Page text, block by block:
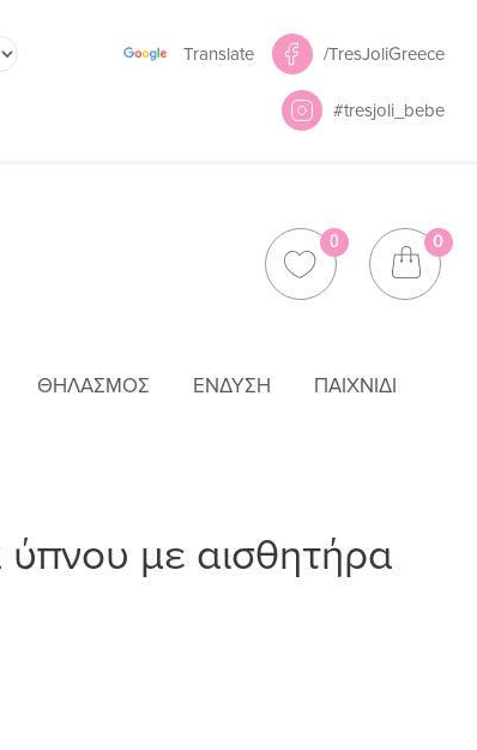
Translate /TresJoliGreece
#tresjoli_bebe
0 0
ΘΗΛΑΣΜΌΣ ΈΝΔΥΣΗ ΠΑΙΧΝΊΔΙ
με αισθητήρα